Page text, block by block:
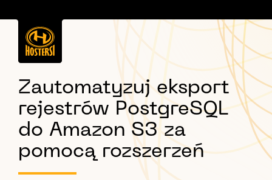
Zautomatyzuj eksport
rejestrów PostgreSQL
do Amazon S3 za
pomocą rozszerzeń